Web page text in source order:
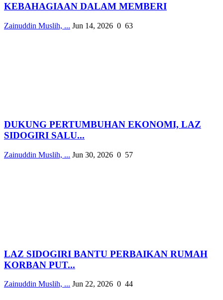
KEBAHAGIAAN DALAM MEMBERI
Zainuddin Muslih, ... Jun 14, 2026 0 63
DUKUNG PERTUMBUHAN EKONOMI, LAZ
SIDOGIRI SALU...
Zainuddin Muslih, ... Jun 30, 2026 0 57
LAZ SIDOGIRI BANTU PERBAIKAN RUMAH
KORBAN PUT...
Zainuddin Muslih, ... Jun 22, 2026 0 44